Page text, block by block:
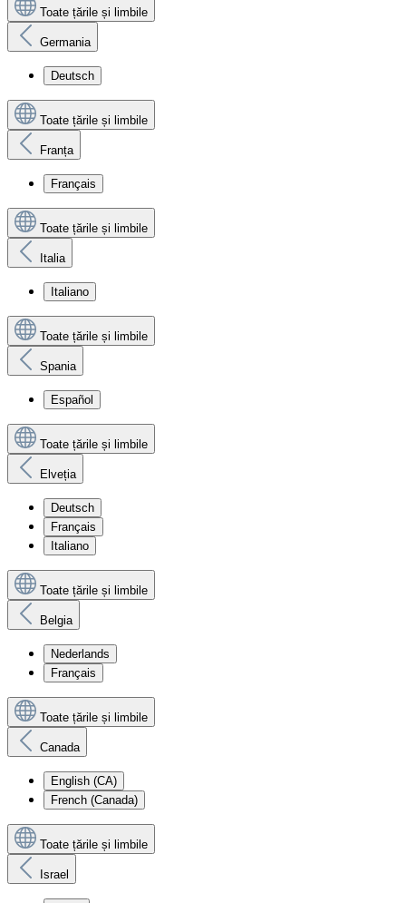
Toate țările și limbile
Germania
Deutsch
Toate țările și limbile
Franța
Français
Toate țările și limbile
Italia
Italiano
Toate țările și limbile
Spania
Español
Toate țările și limbile
Elveția
Deutsch
Français
Italiano
Toate țările și limbile
Belgia
Nederlands
Français
Toate țările și limbile
Canada
English (CA)
French (Canada)
Toate țările și limbile
Israel